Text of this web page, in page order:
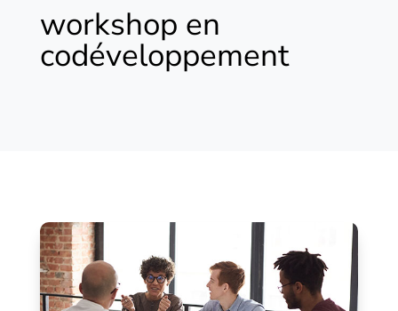
workshop en
codéveloppement